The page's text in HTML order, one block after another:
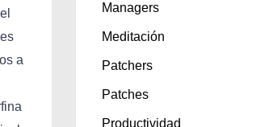
a
Managers
Meditación
Patchers
Patches
Productividad